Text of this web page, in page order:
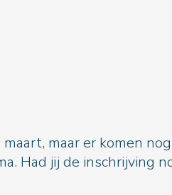
maar er komen
Had jij de inschrijving